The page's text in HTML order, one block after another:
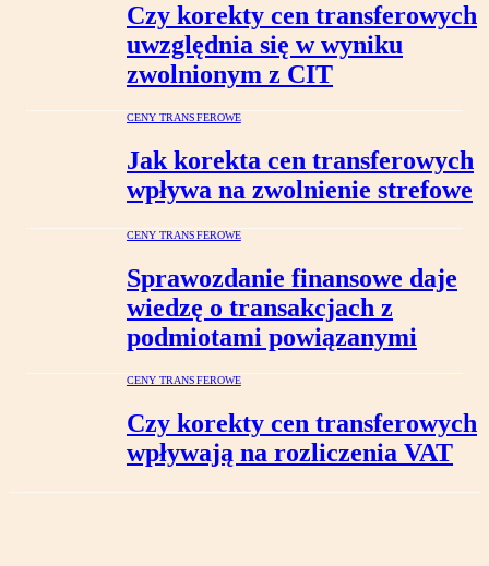
Czy korekty cen transferowych
uwzględnia się w wyniku
zwolnionym z CIT
CENY TRANSFEROWE
Jak korekta cen transferowych
wpływa na zwolnienie strefowe
CENY TRANSFEROWE
Sprawozdanie finansowe daje
wiedzę o transakcjach z
podmiotami powiązanymi
CENY TRANSFEROWE
Czy korekty cen transferowych
wpływają na rozliczenia VAT